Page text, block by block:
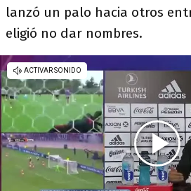
lanzó un palo hacia otros
eligió no dar nombres.